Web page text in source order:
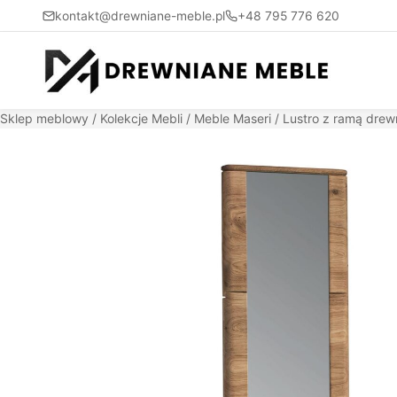
kontakt@drewniane-meble.pl +48 795 776 620
Sklep meblowy / Kolekcje Mebli / Meble Maseri / Lustro z ramą